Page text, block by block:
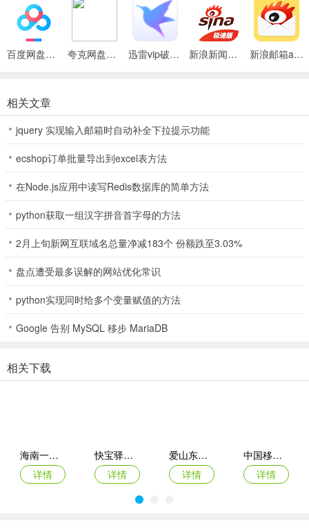
3、【红黑名单】
实时排行，商家信誉全透明化。
面上，则上传了专利法、消费者权益法等多部法律。
2、平台分为首页、法规、我的。首页上显示的是今日的有效投诉、累
平台由新浪推出，提供一个公正的买家与商家的沟通平台。
4、在具体的投诉页面中我们可以看到，用户发起投诉后，黑猫消费者
行处理，在商家处理之后，用户可以对此次投诉服务进行评价。
更新日志
「瞄一眼」更新啦，消费热榜上线，揭秘消费乱象，帮你避坑！
百度网盘绿色免安装Pc电脑版 夸克网盘官方正式版 迅雷vip破解版永久会员2024版 新浪新闻极速版app 新浪邮箱app
相关文章
jquery 实现输入邮箱时自动补全下拉提示功能
ecshop订单批量导出到excel表方法
在Node.js应用中读写Redis数据库的简单方法
python获取一组汉字拼音首字母的方法
2月上旬新网互联域名总量净减183个 份额跌至3.03%
盘点遭受最多误解的网站优化常识
python实现同时给多个变量赋值的方法
Google 告别 MySQL 移步 MariaDB
相关下载
海南一卡通iOS
详情
快宝驿站苹果版
详情
爱山东苹果版
详情
中国移动福建app苹果版(八闽生活)
详情